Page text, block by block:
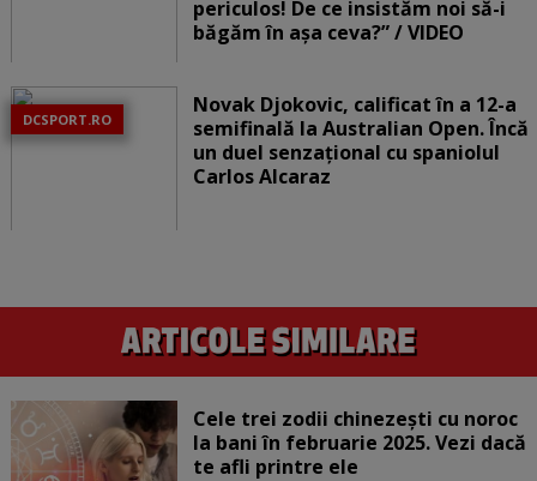
periculos! De ce insistăm noi să-i
băgăm în așa ceva?” / VIDEO
DCSPORT.RO
Novak Djokovic, calificat în a 12-a
semifinală la Australian Open. Încă
un duel senzațional cu spaniolul
Carlos Alcaraz
Cele trei zodii chinezești cu noroc
la bani în februarie 2025. Vezi dacă
te afli printre ele